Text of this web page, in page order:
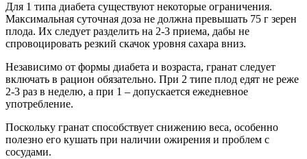
Для 1 типа диабета существуют некоторые ограничения.
Максимальная суточная доза не должна превышать 75 г зерен
плода. Их следует разделить на 2-3 приема, дабы не
спровоцировать резкий скачок уровня сахара вниз.
Независимо от формы диабета и возраста, гранат следует
включать в рацион обязательно. При 2 типе плод едят не реже
2-3 раз в неделю, а при 1 – допускается ежедневное
употребление.
Поскольку гранат способствует снижению веса, особенно
полезно его кушать при наличии ожирения и проблем с
сосудами.